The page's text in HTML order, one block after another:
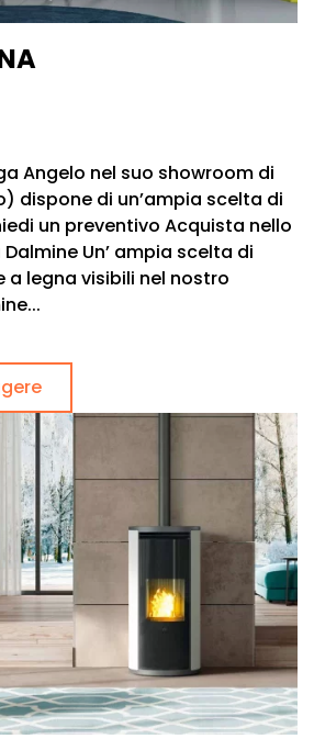
Angelo nel suo showroom di
dispone di un’ampia scelta di
un preventivo Acquista nello
Un’ ampia scelta di
legna visibili nel nostro